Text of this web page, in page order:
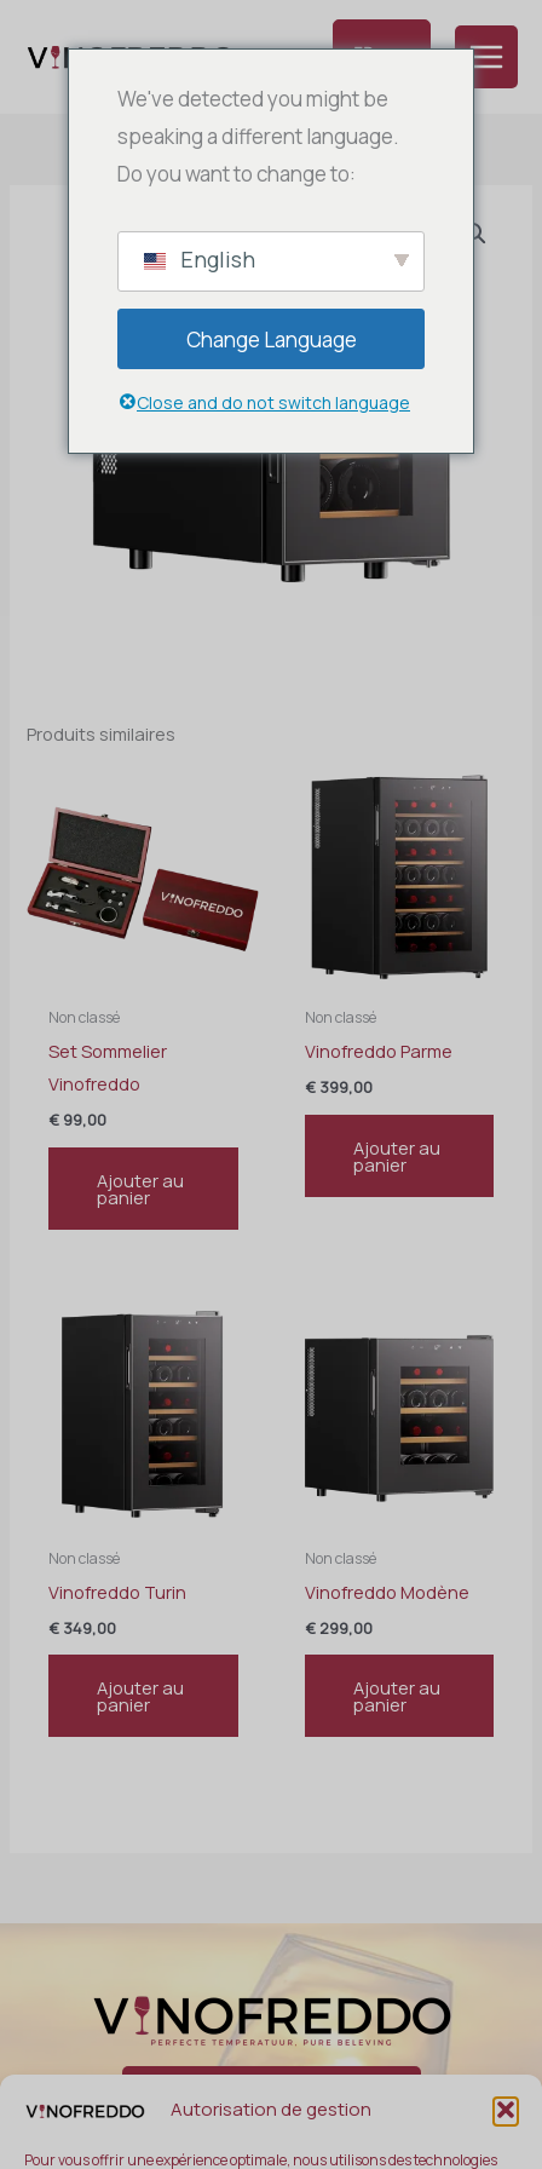
Autorisation de gestion
Pour vous offrir une expérience optimale, nous utilisons des technologies
FR
NL
EN
DE
Produits similaires
Non classé
Set Sommelier
Vinofreddo
€99,00
Ajouter au
panier
Non classé
Vinofreddo Parme
€399,00
Ajouter au
panier
Non classé
Vinofreddo Turin
€349,00
Ajouter au
panier
Non classé
Vinofreddo Modène
€299,00
Ajouter au
panier
We've detected you might be
speaking a different language.
Do you want to change to:
English
Change Language
Close and do not switch language